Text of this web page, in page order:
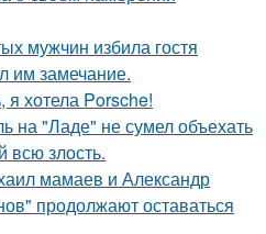
мужчин избила гостя
им замечание.
хотела Porsche!
на "Ладе" не сумел объехать
всю злость.
мамаев и Александр
продолжают оставаться